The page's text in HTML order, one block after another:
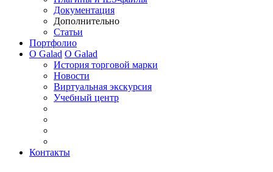
Документация
Дополнительно
Статьи
Портфолио
О Galad О Galad
История торговой марки
Новости
Виртуальная экскурсия
Учебный центр
Контакты